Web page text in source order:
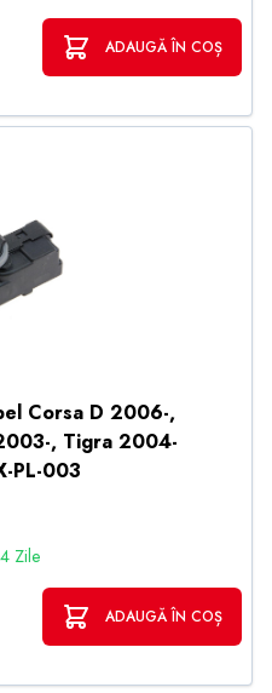
ADAUGĂ ÎN COȘ
Corsa D 2006-,
, Tigra 2004-
PL-003
Zile
ADAUGĂ ÎN COȘ